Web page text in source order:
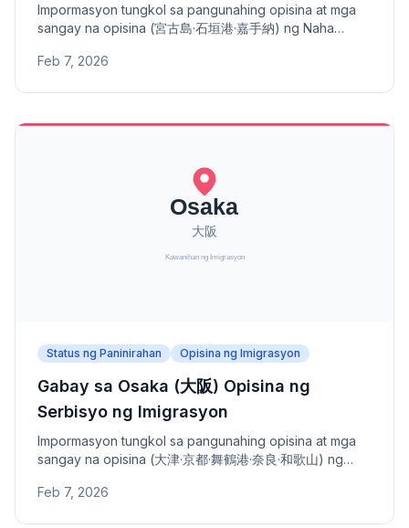
Impormasyon tungkol sa pangunahing opisina at mga
sangay na opisina (宮古島·石垣港·嘉手納) ng Naha
saklaw na lugar. Opisina ng Distrito sa ilalim ng Fukuoka
Feb 7, 2026
Status ng Paninirahan Opisina ng Imigrasyon
Gabay sa Osaka (大阪) Opisina ng
Serbisyo ng Imigrasyon
Impormasyon tungkol sa pangunahing opisina at mga
sangay na opisina (大津·京都·舞鶴港·奈良·和歌山) ng
numero ng telepono, at saklaw na lugar.
Feb 7, 2026